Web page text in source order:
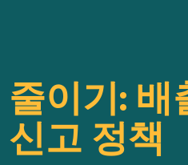
이기: 배
고 정책